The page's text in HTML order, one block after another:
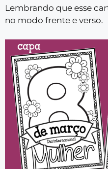
Lembrando que esse
no modo frente e verso.